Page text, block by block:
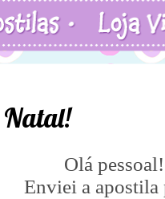
Natal!
Olá pessoal!
Enviei a apostila